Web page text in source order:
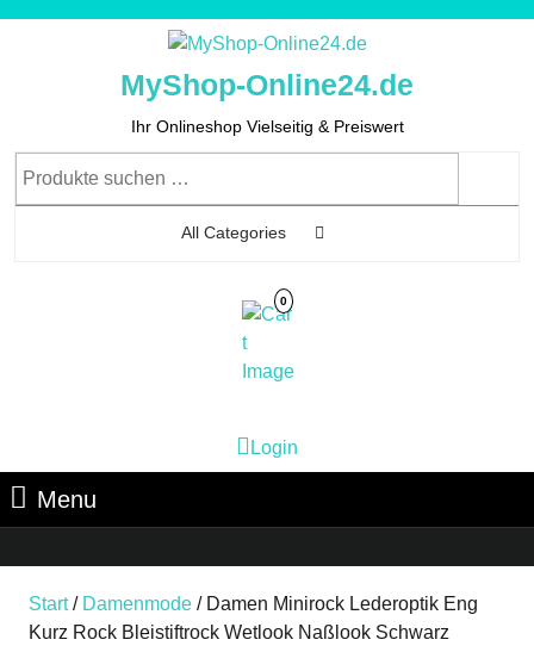
MyShop-Online24.de
Ihr Onlineshop Vielseitig & Preiswert
All Categories
0
Login
Menu
Start/ Damenmode / Damen Minirock Lederoptik Eng
Kurz Rock Bleistiftrock Wetlook Naßlook Schwarz